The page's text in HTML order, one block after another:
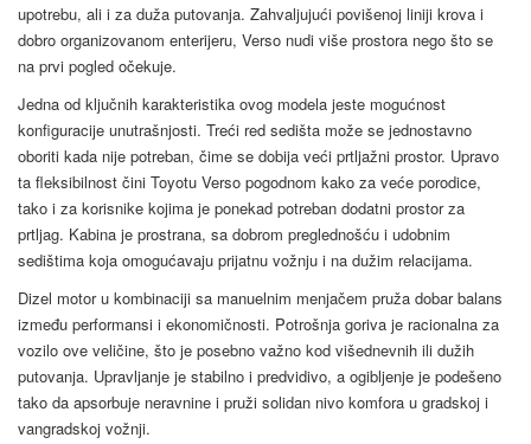
upotrebu, ali i za duža putovanja. Zahvaljujući povišenoj liniji krova i
dobro organizovanom enterijeru, Verso nudi više prostora nego što se
na prvi pogled očekuje.
Jedna od ključnih karakteristika ovog modela jeste mogućnost
konfiguracije unutrašnjosti. Treći red sedišta može se jednostavno
oboriti kada nije potreban, čime se dobija veći prtljažni prostor. Upravo
ta fleksibilnost čini Toyotu Verso pogodnom kako za veće porodice,
tako i za korisnike kojima je ponekad potreban dodatni prostor za
prtljag. Kabina je prostrana, sa dobrom preglednošću i udobnim
sedištima koja omogućavaju prijatnu vožnju i na dužim relacijama.
Dizel motor u kombinaciji sa manuelnim menjačem pruža dobar balans
između performansi i ekonomičnosti. Potrošnja goriva je racionalna za
vozilo ove veličine, što je posebno važno kod višednevnih ili dužih
putovanja. Upravljanje je stabilno i predvidivo, a ogibljenje je podešeno
tako da apsorbuje neravnine i pruži solidan nivo komfora u gradskoj i
vangradskoj vožnji.